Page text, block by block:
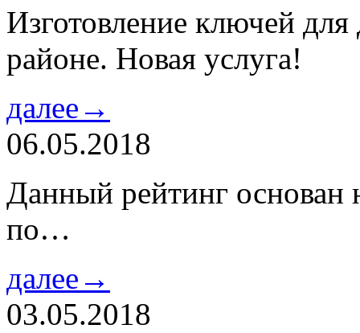
Изготовление ключей
районе. Новая услуга!
далее→
06.05.2018
Данный рейтинг основан
по…
далее→
03.05.2018